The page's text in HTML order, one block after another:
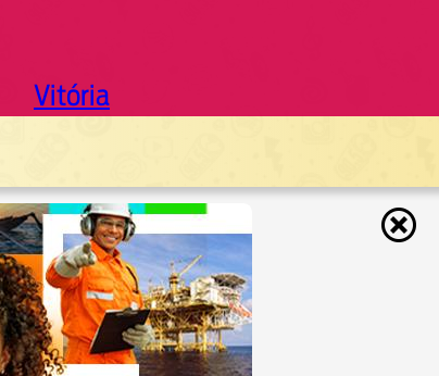
Vitória